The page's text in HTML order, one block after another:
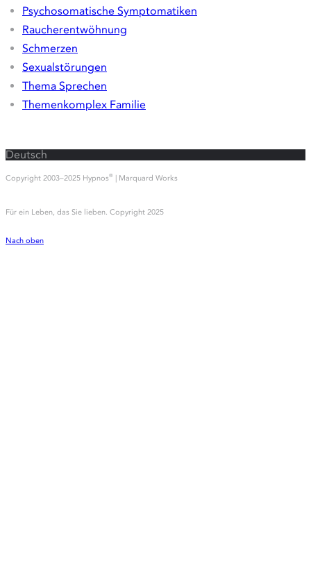
Psychosomatische Symptomatiken
Raucherentwöhnung
Schmerzen
Sexualstörungen
Thema Sprechen
Themenkomplex Familie
Deutsch
Copyright 2003–2025 Hypnos® | Marquard Works
Für ein Leben, das Sie lieben. Copyright 2025
Nach oben